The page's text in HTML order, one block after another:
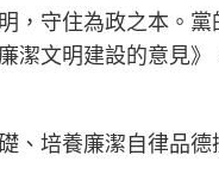
守住為政之本。
文明建設的意見
培養廉潔自律品德